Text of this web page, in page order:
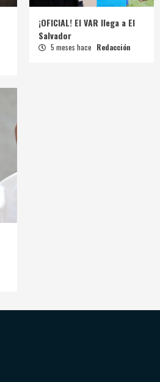
¡OFICIAL! El VAR llega a El
Salvador
5 meses hace Redacción